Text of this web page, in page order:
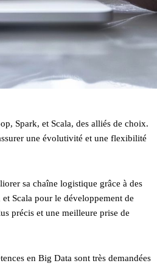
Spark, et Scala, des alliés de choix.
une évolutivité et une flexibilité
sa chaîne logistique grâce à des
Scala pour le développement de
précis et une meilleure prise de
en Big Data sont très demandées